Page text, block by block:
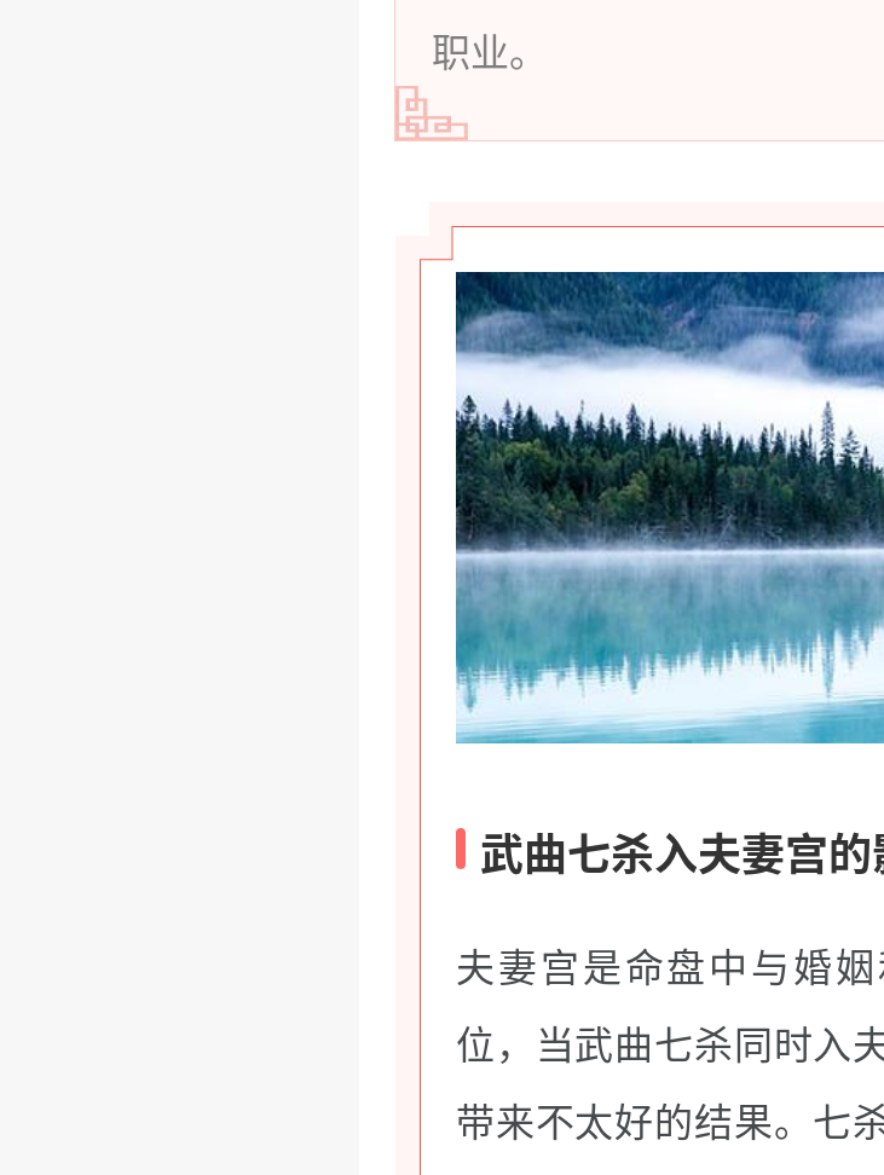
职业。
武曲七杀入夫妻宫的
夫妻宫是命盘中与婚
位，当武曲七杀同时入
带来不太好的结果。七